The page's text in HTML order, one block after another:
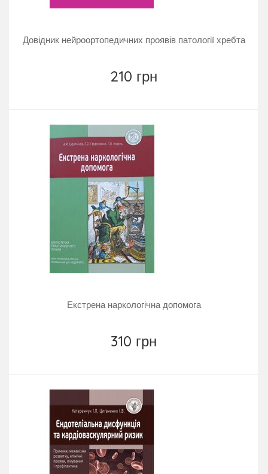
Довідник нейроортопедичних проявів патології хребта
210 грн
Екстрена наркологічна допомога
310 грн